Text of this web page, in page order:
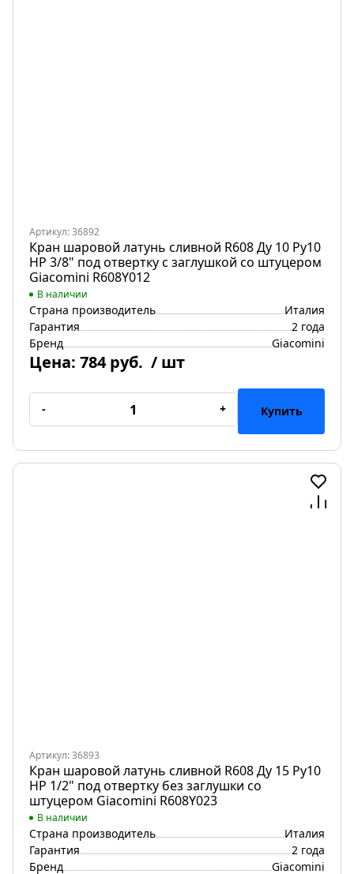
Артикул: 36892
Кран шаровой латунь сливной R608 Ду 10 Ру10
НР 3/8" под отвертку с заглушкой со штуцером
Giacomini R608Y012
В наличии
Страна производитель
Италия
Гарантия
2 года
Бренд
Giacomini
Цена: 784 руб. / шт
- + Купить
Артикул: 36893
Кран шаровой латунь сливной R608 Ду 15 Ру10
НР 1/2" под отвертку без заглушки со
штуцером Giacomini R608Y023
В наличии
Страна производитель
Италия
Гарантия
2 года
Бренд
Giacomini